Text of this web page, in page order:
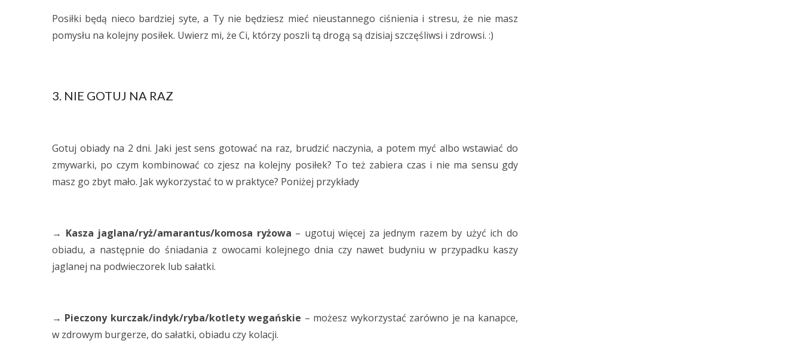
Posiłki będą nieco bardziej syte, a Ty nie będziesz mieć nieustannego ciśnienia i stresu, że nie masz
pomysłu na kolejny posiłek. Uwierz mi, że Ci, którzy poszli tą drogą są dzisiaj szczęśliwsi i zdrowsi. :)
3. NIE GOTUJ NA RAZ
Gotuj obiady na 2 dni. Jaki jest sens gotować na raz, brudzić naczynia, a potem myć albo wstawiać do
zmywarki, po czym kombinować co zjesz na kolejny posiłek? To też zabiera czas i nie ma sensu gdy
masz go zbyt mało. Jak wykorzystać to w praktyce? Poniżej przykłady
→ Kasza jaglana/ryż/amarantus/komosa ryżowa – ugotuj więcej za jednym razem by użyć ich do
obiadu, a następnie do śniadania z owocami kolejnego dnia czy nawet budyniu w przypadku kaszy
jaglanej na podwieczorek lub sałatki.
→ Pieczony kurczak/indyk/ryba/kotlety wegańskie – możesz wykorzystać zarówno je na kanapce,
w zdrowym burgerze, do sałatki, obiadu czy kolacji.